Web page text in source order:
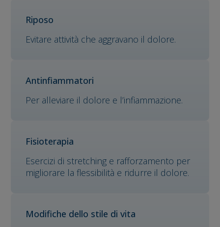
Riposo
Evitare attività che aggravano il dolore.
Antinfiammatori
Per alleviare il dolore e l’infiammazione.
Fisioterapia
Esercizi di stretching e rafforzamento per
migliorare la flessibilità e ridurre il dolore.
Modifiche dello stile di vita